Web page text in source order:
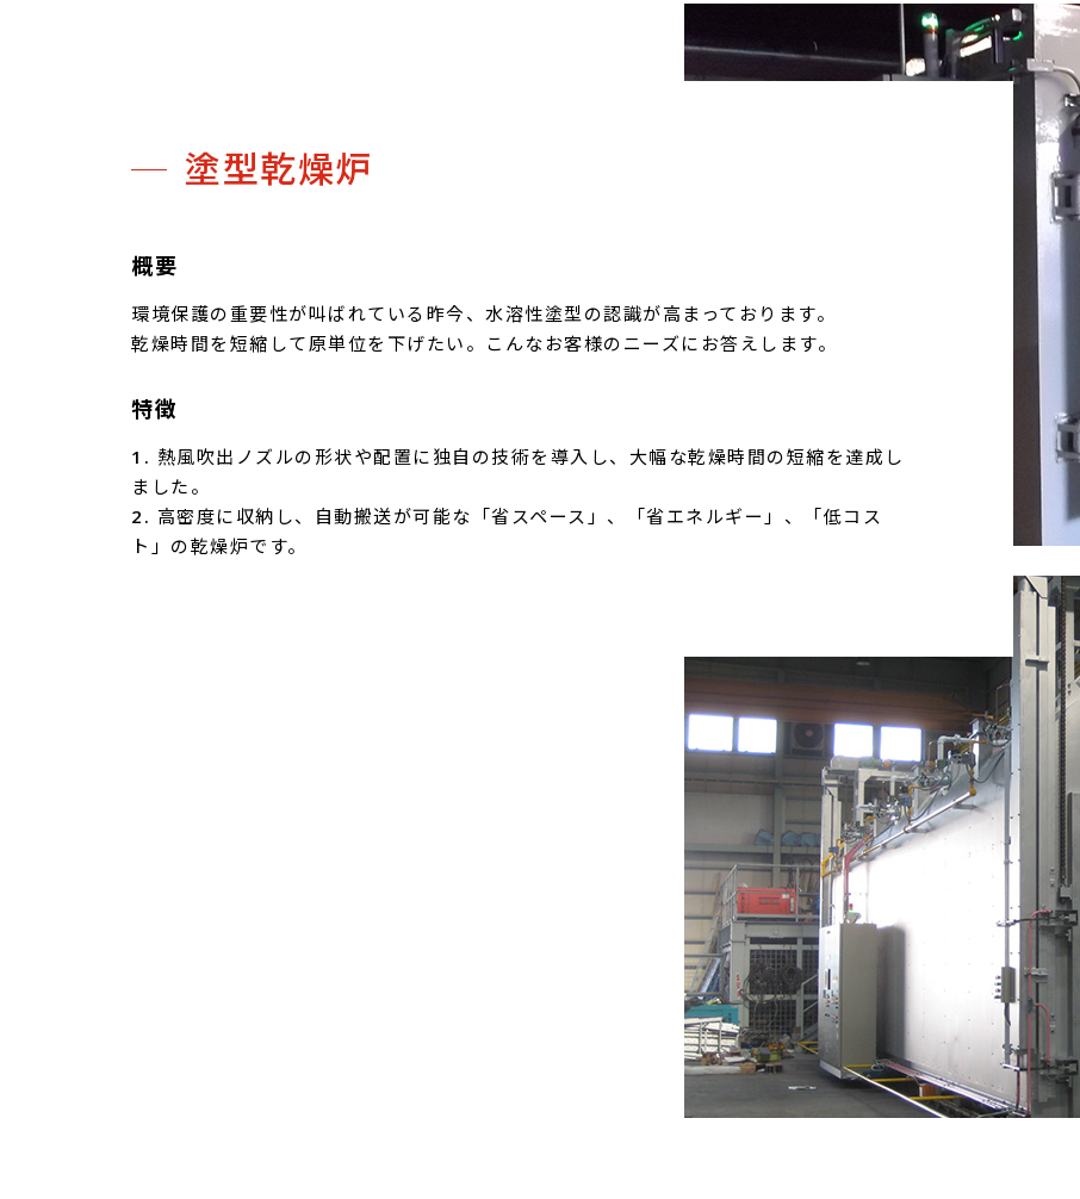
塗型乾燥炉
概要
環境保護の重要性が叫ばれている昨今、水溶性塗型の認識が高まっております。
乾燥時間を短縮して原単位を下げたい。こんなお客様のニーズにお答えします。
特徴
1. 熱風吹出ノズルの形状や配置に独自の技術を導入し、大幅な乾燥時間の短縮を達成し
ました。
2. 高密度に収納し、自動搬送が可能な「省スペース」、「省エネルギー」、「低コス
ト」の乾燥炉です。